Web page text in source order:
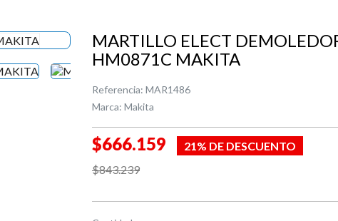
MARTILLO ELECT
HM0871C MAKITA
Referencia: MAR1486
Marca: Makita
$666.159
21% DE DESCUENTO
$843.239